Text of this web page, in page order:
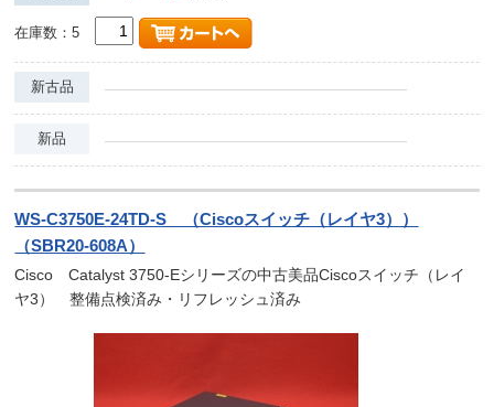
在庫数：5
新古品
新品
WS-C3750E-24TD-S （Ciscoスイッチ（レイヤ3））
（SBR20-608A）
Cisco Catalyst 3750-Eシリーズの中古美品Ciscoスイッチ（レイ
ヤ3） 整備点検済み・リフレッシュ済み